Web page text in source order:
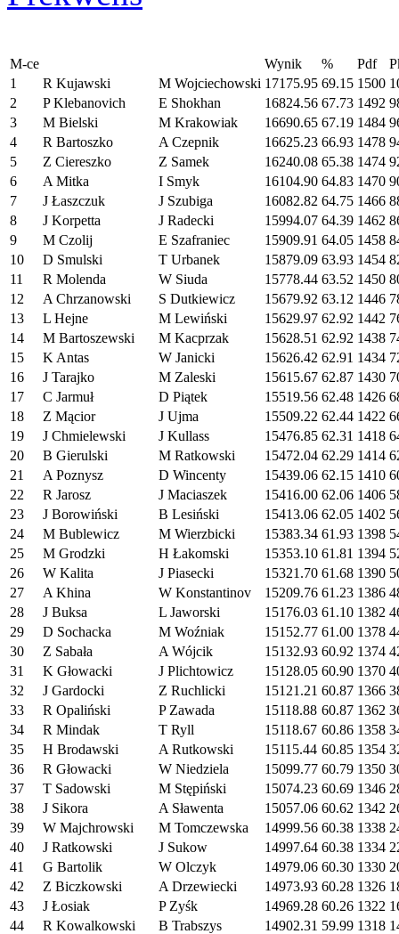
M-ce Wynik % Pdf
1
R Kujawski M Wojciechowski 17175.95 69.15 1500
2
P Klebanovich E Shokhan 16824.56 67.73 1492
3
M Bielski M Krakowiak 16690.65 67.19 1484
4
R Bartoszko A Czepnik 16625.23 66.93 1478
5
Z Ciereszko Z Samek 16240.08 65.38 1474
6
A Mitka I Smyk 16104.90 64.83 1470
7
J Łaszczuk J Szubiga 16082.82 64.75 1466
8
J Korpetta J Radecki 15994.07 64.39 1462
9
M Czolij E Szafraniec 15909.91 64.05 1458
10
D Smulski T Urbanek 15879.09 63.93 1454
11
R Molenda W Siuda 15778.44 63.52 1450
12
A Chrzanowski S Dutkiewicz 15679.92 63.12 1446
13
L Hejne M Lewiński 15629.97 62.92 1442
14
M Bartoszewski M Kacprzak 15628.51 62.92 1438
15
K Antas W Janicki 15626.42 62.91 1434
16
J Tarajko M Zaleski 15615.67 62.87 1430
17
C Jarmuł D Piątek 15519.56 62.48 1426
18
Z Mącior J Ujma 15509.22 62.44 1422
19
J Chmielewski J Kullass 15476.85 62.31 1418
20
B Gierulski M Ratkowski 15472.04 62.29 1414
21
A Poznysz D Wincenty 15439.06 62.15 1410
22
R Jarosz J Maciaszek 15416.00 62.06 1406
23
J Borowiński B Lesiński 15413.06 62.05 1402
24
M Bublewicz M Wierzbicki 15383.34 61.93 1398
25
M Grodzki H Łakomski 15353.10 61.81 1394
26
W Kalita J Piasecki 15321.70 61.68 1390
27
A Khina W Konstantinov 15209.76 61.23 1386
28
J Buksa L Jaworski 15176.03 61.10 1382
29
D Sochacka M Woźniak 15152.77 61.00 1378
30
Z Sabała A Wójcik 15132.93 60.92 1374
31
K Głowacki J Plichtowicz 15128.05 60.90 1370
32
J Gardocki Z Ruchlicki 15121.21 60.87 1366
33
R Opaliński P Zawada 15118.88 60.87 1362
34
R Mindak T Ryll 15118.67 60.86 1358
35
H Brodawski A Rutkowski 15115.44 60.85 1354
36
R Głowacki W Niedziela 15099.77 60.79 1350
37
T Sadowski M Stępiński 15074.23 60.69 1346
38
J Sikora A Sławenta 15057.06 60.62 1342
39
W Majchrowski M Tomczewska 14999.56 60.38 1338
40
J Ratkowski J Sukow 14997.64 60.38 1334
41
G Bartolik W Olczyk 14979.06 60.30 1330
42
Z Biczkowski A Drzewiecki 14973.93 60.28 1326
43
J Łosiak P Zyśk 14969.28 60.26 1322
44
R Kowalkowski B Trabszys 14902.31 59.99 1318